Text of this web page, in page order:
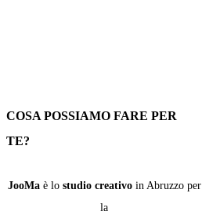
COSA POSSIAMO FARE PER
TE?
​JooMa è lo studio creativoin Abruzzo per
la